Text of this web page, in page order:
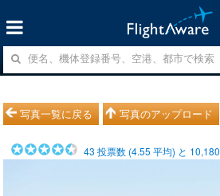
写真一覧に戻る 写真のアップロード
43 投票数 (4.55 平均) と 10,180